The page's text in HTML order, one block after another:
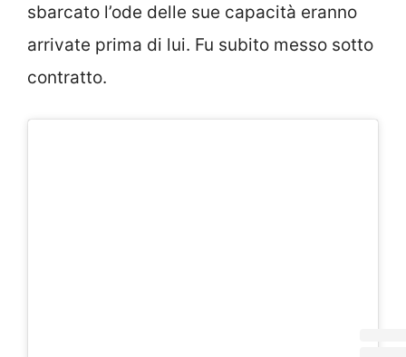
sbarcato l’ode delle sue capacità eranno
arrivate prima di lui. Fu subito messo sotto
contratto.